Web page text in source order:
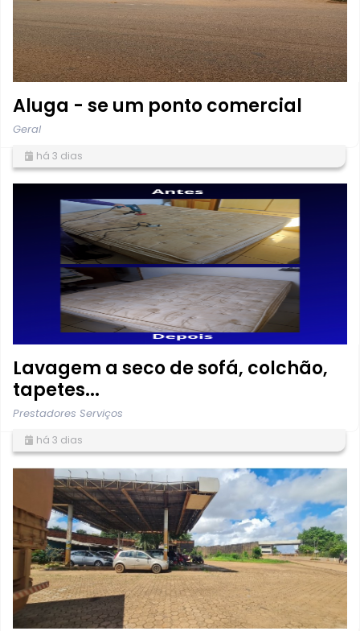
Aluga - se um ponto comercial
Geral
há 3 dias
Lavagem a seco de sofá, colchão,
tapetes...
Prestadores Serviços
há 3 dias